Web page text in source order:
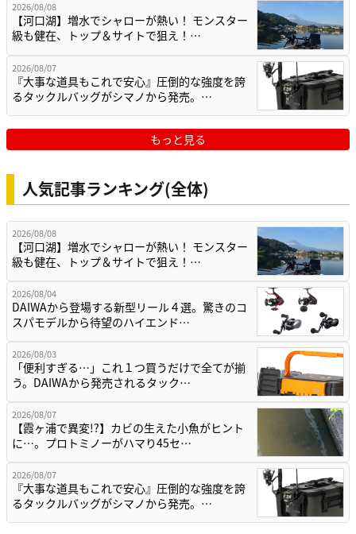
2026/08/08
【河口湖】増水でシャローが熱い！ モンスター
級も健在、トップ＆サイトで狙え！…
2026/08/07
『大事な道具もこれで安心』圧倒的な強度を誇
るタックルバッグがシマノから発売。…
もっと見る
人気記事ランキング(全体)
2026/08/08
【河口湖】増水でシャローが熱い！ モンスター
級も健在、トップ＆サイトで狙え！…
2026/08/04
DAIWAから登場する新型リール４選。驚きのコ
スパモデルから待望のハイエンド…
2026/08/03
「便利すぎる…」これ１つ買うだけで全てが揃
う。DAIWAから発売されるタック…
2026/08/07
【霞ヶ浦で異変!?】カビの生えた小魚がヒント
に…。プロトミノーがハマり45セ…
2026/08/07
『大事な道具もこれで安心』圧倒的な強度を誇
るタックルバッグがシマノから発売。…